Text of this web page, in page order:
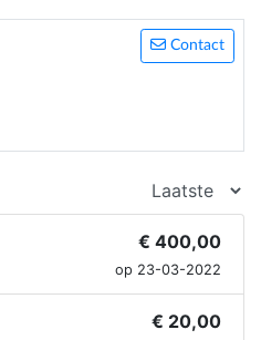
Contact
€ 400,00
op 23-03-2022
€ 20,00